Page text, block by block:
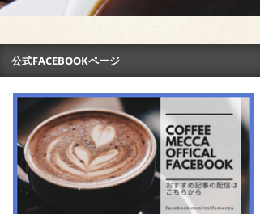
公式FACEBOOKページ